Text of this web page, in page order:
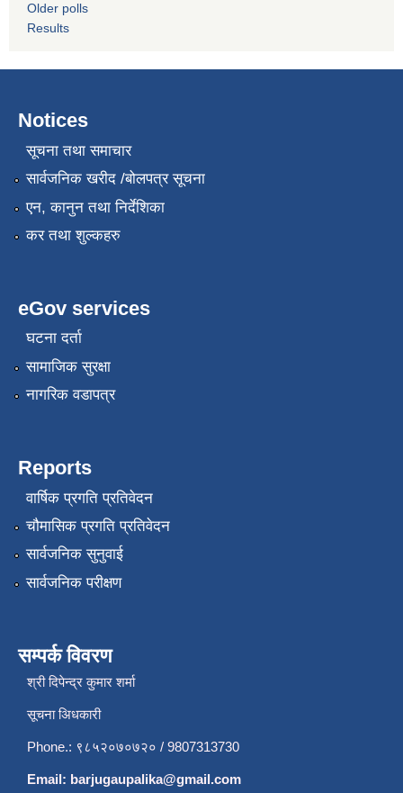
Older polls
Results
Notices
सूचना तथा समाचार
सार्वजनिक खरीद /बोलपत्र सूचना
एन, कानुन तथा निर्देशिका
कर तथा शुल्कहरु
eGov services
घटना दर्ता
सामाजिक सुरक्षा
नागरिक वडापत्र
Reports
वार्षिक प्रगति प्रतिवेदन
चौमासिक प्रगति प्रतिवेदन
सार्वजनिक सुनुवाई
सार्वजनिक परीक्षण
सम्पर्क विवरण
श्री दिपेन्द्र कुमार शर्मा
सूचना अिधकारी
Phone.: ९८५२०७०७२० / 9807313730
Email: barjugaupalika@gmail.com